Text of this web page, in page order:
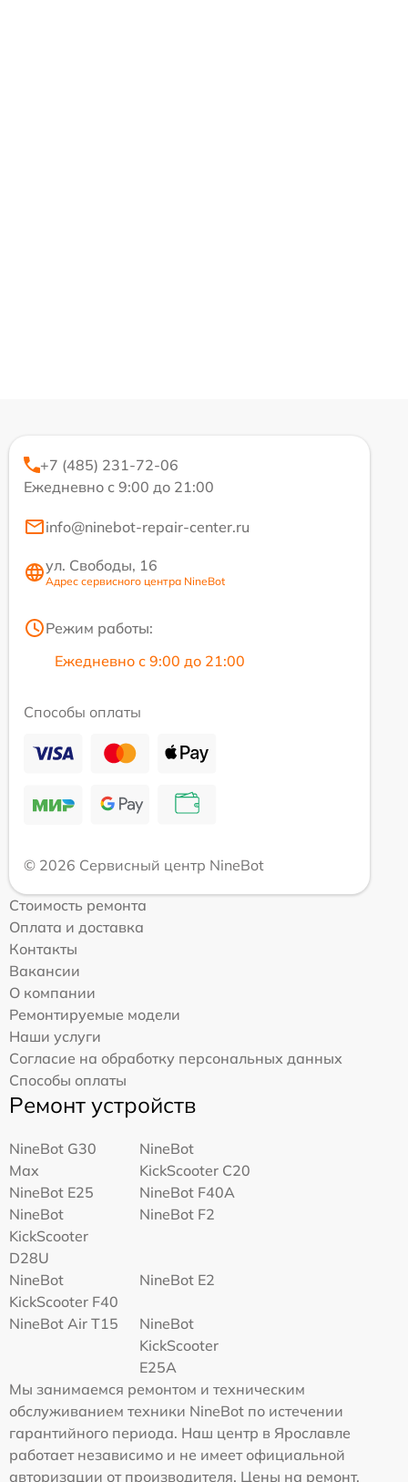
+7 (485) 231-72-06
Ежедневно с 9:00 до 21:00
info@ninebot-repair-center.ru
ул. Свободы, 16
Адрес сервисного центра NineBot
Режим работы:
Ежедневно с 9:00 до 21:00
Способы оплаты
© 2026 Сервисный центр NineBot
Стоимость ремонта
Оплата и доставка
Контакты
Вакансии
О компании
Ремонтируемые модели
Наши услуги
Согласие на обработку персональных данных
Способы оплаты
Ремонт устройств
NineBot G30
Max
NineBot
KickScooter C20
NineBot E25
NineBot F40A
NineBot
KickScooter
D28U
NineBot F2
NineBot
KickScooter F40
NineBot E2
NineBot Air T15
NineBot
KickScooter
E25A
Мы занимаемся ремонтом и техническим
обслуживанием техники NineBot по истечении
гарантийного периода. Наш центр в Ярославле
работает независимо и не имеет официальной
авторизации от производителя. Цены на ремонт,